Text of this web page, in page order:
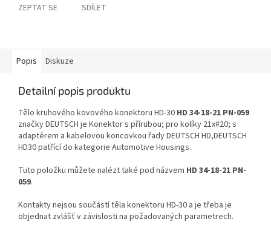
ZEPTAT SE SDÍLET
Popis Diskuze
Detailní popis produktu
Tělo kruhového kovového konektoru HD-30 HD 34-18-21 PN-059
značky DEUTSCH je Konektor s přírubou; pro kolíky 21x#20; s
adaptérem a kabelovou koncovkou řady DEUTSCH HD,DEUTSCH
HD30 patřící do kategorie Automotive Housings.
Tuto položku můžete nalézt také pod názvem HD 34-18-21 PN-
059.
Kontakty nejsou součástí těla konektoru HD-30 a je třeba je
objednat zvlášť v závislosti na požadovaných parametrech.